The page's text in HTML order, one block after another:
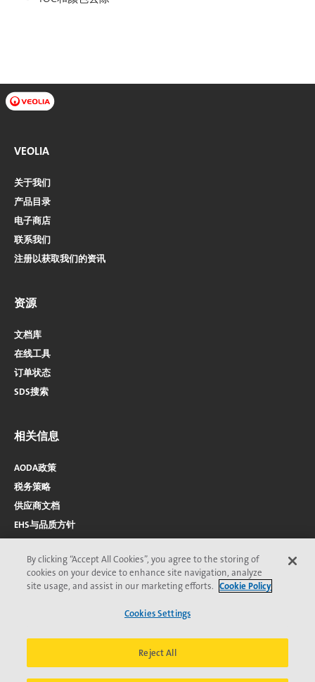
VEOLIA
关于我们
产品目录
电子商店​​​​​​​
联系我们
注册以获取我们的资讯
资源
文档库
在线工具
订单状态
SDS搜索
相关信息
AODA政策
税务策略
供应商文档
EHS与品质方针
2026 © Veolia 版权所有
页
隐私保护
*Veolia商标；可能已在一个或多个国家/地区注册。
By clicking “Accept All Cookies”, you agree to the storing of
cookies on your device to enhance site navigation, analyze
site usage, and assist in our marketing efforts. Cookie Policy
Cookies Settings
Reject All